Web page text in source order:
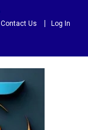
Contact Us Log In